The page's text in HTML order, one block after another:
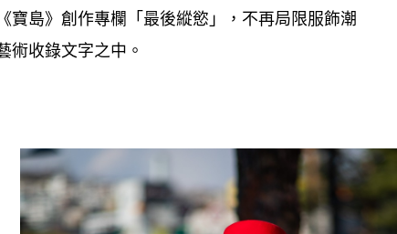
島》創作專欄「最後縱慾」
， 不再局限服飾潮
術收錄文字之中。